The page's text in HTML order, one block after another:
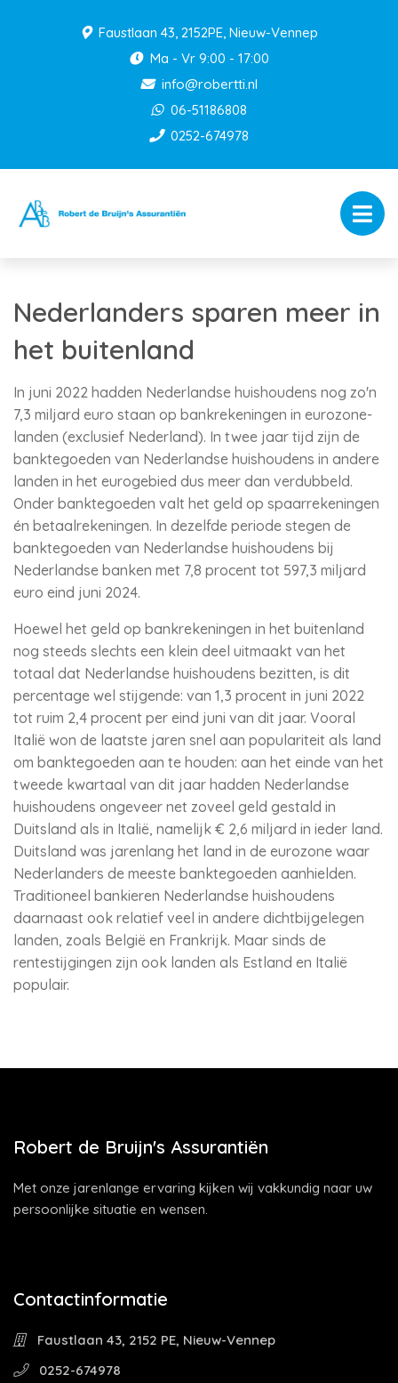
Faustlaan 43, 2152PE, Nieuw-Vennep
Ma - Vr 9:00 - 17:00
info@robertti.nl
06-51186808
0252-674978
Nederlanders sparen meer in
het buitenland
In juni 2022 hadden Nederlandse huishoudens nog zo'n
7,3 miljard euro staan op bankrekeningen in eurozone-
landen (exclusief Nederland). In twee jaar tijd zijn de
banktegoeden van Nederlandse huishoudens in andere
landen in het eurogebied dus meer dan verdubbeld.
Onder banktegoeden valt het geld op spaarrekeningen
én betaalrekeningen. In dezelfde periode stegen de
banktegoeden van Nederlandse huishoudens bij
Nederlandse banken met 7,8 procent tot 597,3 miljard
euro eind juni 2024.
Hoewel het geld op bankrekeningen in het buitenland
nog steeds slechts een klein deel uitmaakt van het
totaal dat Nederlandse huishoudens bezitten, is dit
percentage wel stijgende: van 1,3 procent in juni 2022
tot ruim 2,4 procent per eind juni van dit jaar. Vooral
Italië won de laatste jaren snel aan populariteit als land
om banktegoeden aan te houden: aan het einde van het
tweede kwartaal van dit jaar hadden Nederlandse
huishoudens ongeveer net zoveel geld gestald in
Duitsland als in Italië, namelijk € 2,6 miljard in ieder land.
Duitsland was jarenlang het land in de eurozone waar
Nederlanders de meeste banktegoeden aanhielden.
Traditioneel bankieren Nederlandse huishoudens
daarnaast ook relatief veel in andere dichtbijgelegen
landen, zoals België en Frankrijk. Maar sinds de
rentestijgingen zijn ook landen als Estland en Italië
populair.
Robert de Bruijn's Assurantiën
Met onze jarenlange ervaring kijken wij vakkundig naar uw
persoonlijke situatie en wensen.
Contactinformatie
Faustlaan 43, 2152 PE, Nieuw-Vennep
0252-674978